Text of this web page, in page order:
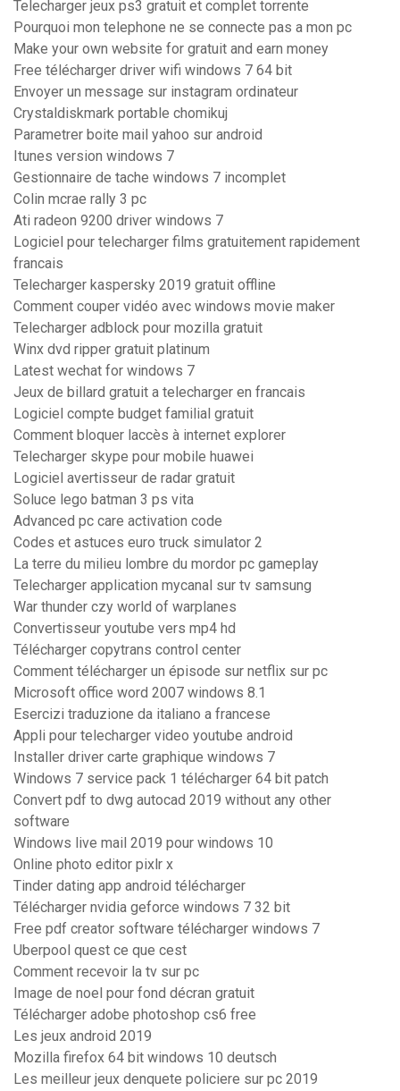
Telecharger jeux ps3 gratuit et complet torrente
Pourquoi mon telephone ne se connecte pas a mon pc
Make your own website for gratuit and earn money
Free télécharger driver wifi windows 7 64 bit
Envoyer un message sur instagram ordinateur
Crystaldiskmark portable chomikuj
Parametrer boite mail yahoo sur android
Itunes version windows 7
Gestionnaire de tache windows 7 incomplet
Colin mcrae rally 3 pc
Ati radeon 9200 driver windows 7
Logiciel pour telecharger films gratuitement rapidement
francais
Telecharger kaspersky 2019 gratuit offline
Comment couper vidéo avec windows movie maker
Telecharger adblock pour mozilla gratuit
Winx dvd ripper gratuit platinum
Latest wechat for windows 7
Jeux de billard gratuit a telecharger en francais
Logiciel compte budget familial gratuit
Comment bloquer laccès à internet explorer
Telecharger skype pour mobile huawei
Logiciel avertisseur de radar gratuit
Soluce lego batman 3 ps vita
Advanced pc care activation code
Codes et astuces euro truck simulator 2
La terre du milieu lombre du mordor pc gameplay
Telecharger application mycanal sur tv samsung
War thunder czy world of warplanes
Convertisseur youtube vers mp4 hd
Télécharger copytrans control center
Comment télécharger un épisode sur netflix sur pc
Microsoft office word 2007 windows 8.1
Esercizi traduzione da italiano a francese
Appli pour telecharger video youtube android
Installer driver carte graphique windows 7
Windows 7 service pack 1 télécharger 64 bit patch
Convert pdf to dwg autocad 2019 without any other
software
Windows live mail 2019 pour windows 10
Online photo editor pixlr x
Tinder dating app android télécharger
Télécharger nvidia geforce windows 7 32 bit
Free pdf creator software télécharger windows 7
Uberpool quest ce que cest
Comment recevoir la tv sur pc
Image de noel pour fond décran gratuit
Télécharger adobe photoshop cs6 free
Les jeux android 2019
Mozilla firefox 64 bit windows 10 deutsch
Les meilleur jeux denquete policiere sur pc 2019